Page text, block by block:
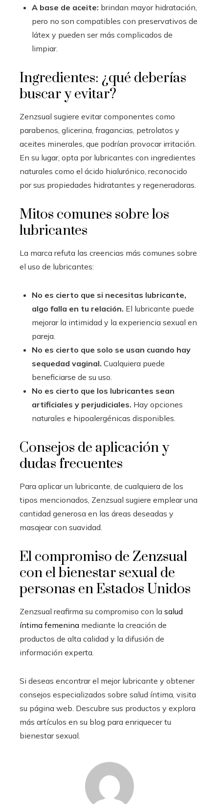
A base de aceite: brindan mayor hidratación,
pero no son compatibles con preservativos de
látex y pueden ser más complicados de
limpiar.
Ingredientes: ¿qué deberías
buscar y evitar?
Zenzsual sugiere evitar componentes como
parabenos, glicerina, fragancias, petrolatos y
aceites minerales, que podrían provocar irritación.
En su lugar, opta por lubricantes con ingredientes
naturales como el ácido hialurónico, reconocido
por sus propiedades hidratantes y regeneradoras.
Mitos comunes sobre los
lubricantes
La marca refuta las creencias más comunes sobre
el uso de lubricantes:
No es cierto que si necesitas lubricante,
algo falla en tu relación. El lubricante puede
mejorar la intimidad y la experiencia sexual en
pareja.
No es cierto que solo se usan cuando hay
sequedad vaginal. Cualquiera puede
beneficiarse de su uso.
No es cierto que los lubricantes sean
artificiales y perjudiciales. Hay opciones
naturales e hipoalergénicas disponibles.
Consejos de aplicación y
dudas frecuentes
Para aplicar un lubricante, de cualquiera de los
tipos mencionados, Zenzsual sugiere emplear una
cantidad generosa en las áreas deseadas y
masajear con suavidad.
El compromiso de Zenzsual
con el bienestar sexual de
personas en Estados Unidos
Zenzsual reafirma su compromiso con la salud
íntima femenina mediante la creación de
productos de alta calidad y la difusión de
información experta.
Si deseas encontrar el mejor lubricante y obtener
consejos especializados sobre salud íntima, visita
su página web. Descubre sus productos y explora
más artículos en su blog para enriquecer tu
bienestar sexual.